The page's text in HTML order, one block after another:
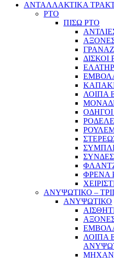
ΑΝΤΑΛΛΑΚΤΙΚΑ
PTO
ΠΙΣΩ PTO
ΔΙΣΚΟΙ
ΕΜΒΟΛΑ
ΛΟΙΠΑ
ΟΔΗΓΟΙ
ΦΡΕΝΑ
ΑΝΥΨΩΤΙΚΟ –
ΑΝΥΨΩΤΙΚΟ
ΛΟΙΠΑ